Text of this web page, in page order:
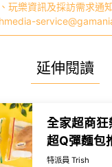
玩樂資訊及採訪需求通
延伸閱讀
全家超商
超Q彈麵包
士達可頌捲
特派員 Trish